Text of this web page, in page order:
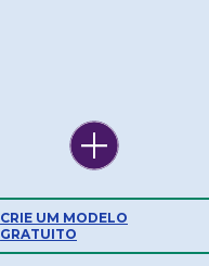
CRIE UM MODELO
GRATUITO